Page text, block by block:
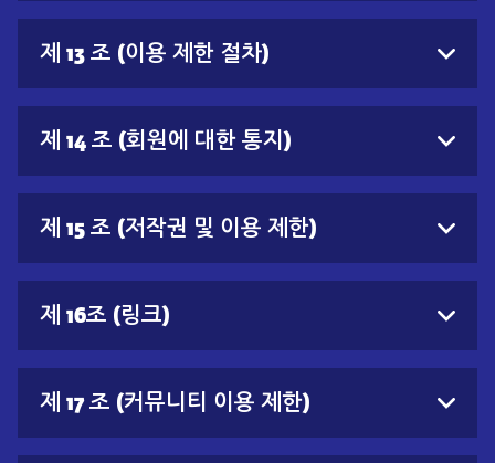
제 13 조 (이용 제한 절차)
제 14 조 (회원에 대한 통지)
제 15 조 (저작권 및 이용 제한)
제 16조 (링크)
제 17 조 (커뮤니티 이용 제한)